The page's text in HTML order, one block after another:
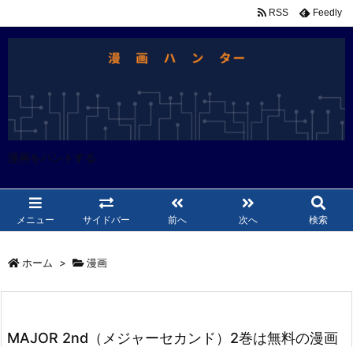
漫画をハントする
メニュー サイドバー 前へ 次へ 検索
RSS Feedly
ホーム > 漫画
MAJOR 2nd（メジャーセカンド）2巻は無料の漫画